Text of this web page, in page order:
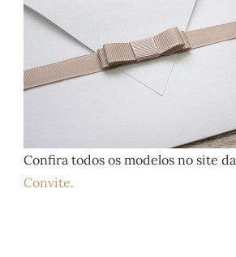
Confira todos os modelos no site da
Convite.